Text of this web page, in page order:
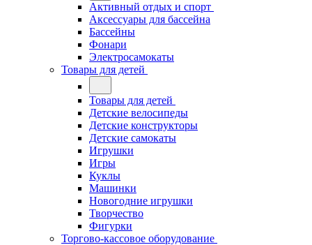
Активный отдых и спорт
Аксессуары для бассейна
Бассейны
Фонари
Электросамокаты
Товары для детей
Товары для детей
Детские велосипеды
Детские конструкторы
Детские самокаты
Игрушки
Игры
Куклы
Машинки
Новогодние игрушки
Творчество
Фигурки
Торгово-кассовое оборудование